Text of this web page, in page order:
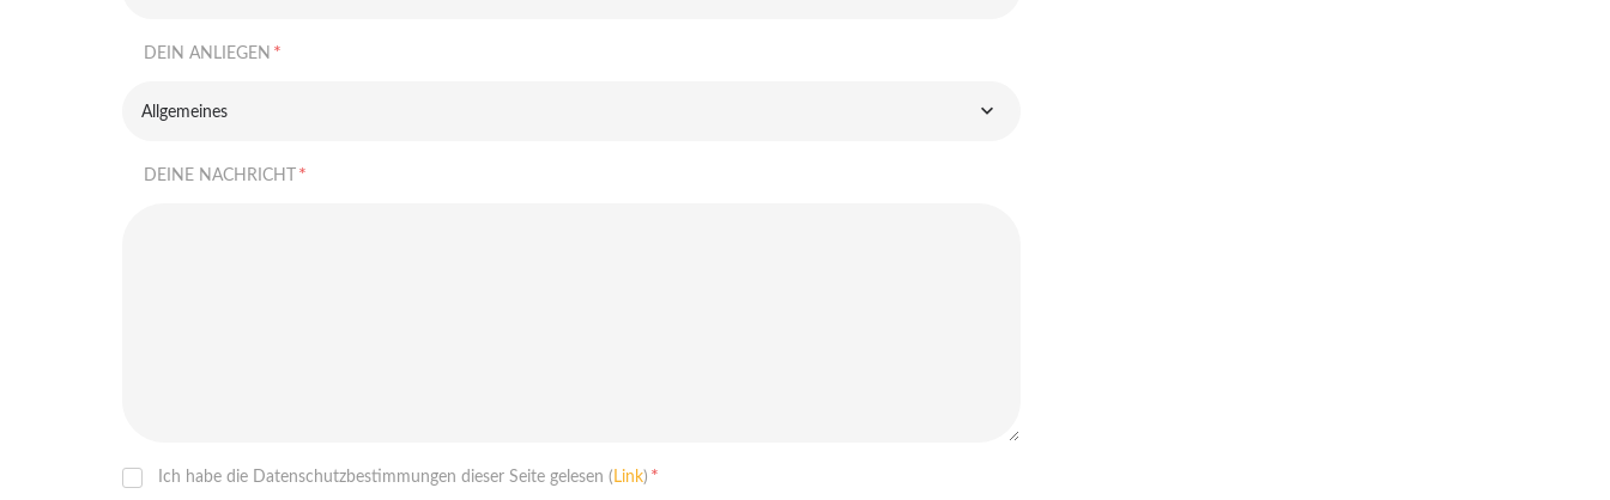
DEIN ANLIEGEN *
Allgemeines
DEINE NACHRICHT *
Ich habe die Datenschutzbestimmungen dieser Seite gelesen ( Link) *